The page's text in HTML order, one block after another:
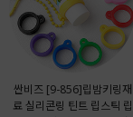
싼비즈 [9-856]립밤키링재
료 실리콘링 틴트 립스틱 립